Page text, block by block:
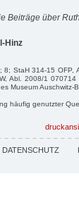
Beiträge über
Hinz
8; StaH 314-15 OFP,
Abl. 2008/1
Museum Auschwitz-
häufig genutzter
DATENSCHUTZ